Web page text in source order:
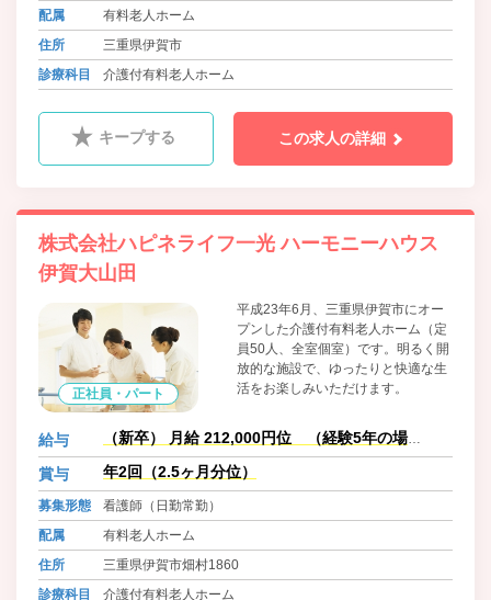
配属
有料老人ホーム
住所
三重県伊賀市
診療科目
介護付有料老人ホーム
キープする この求人の詳細
株式会社ハピネライフ一光 ハーモニーハウス
伊賀大山田
正社員・パート
平成23年6月、三重県伊賀市にオー
プンした介護付有料老人ホーム（定
員50人、全室個室）です。明るく開
放的な施設で、ゆったりと快適な生
活をお楽しみいただけます。
給与
（新卒） 月給 212,000円位 （経験5年の場
合）:242,000円位
賞与 年2回（2.5ヶ月分位）
募集形態
看護師（日勤常勤）
配属
有料老人ホーム
住所
三重県伊賀市畑村1860
診療科目
介護付有料老人ホーム